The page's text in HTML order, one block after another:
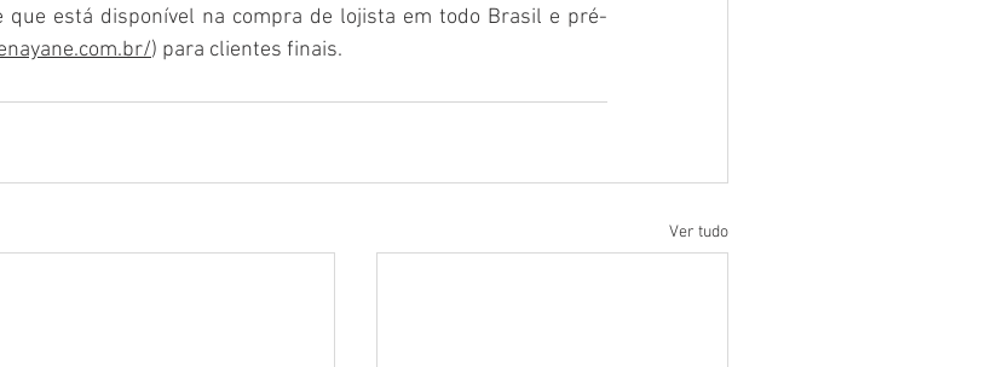
que está disponível na compra de lojista em todo Brasil e pré-
) para clientes finais.
Ver tudo